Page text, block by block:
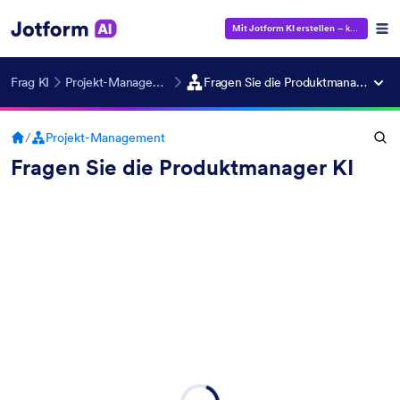
Mit Jotform KI erstellen – kostenlos!
Frag KI Projekt-Management Fragen Sie die Produktmanager KI
/ Projekt-Management
Fragen Sie die Produktmanager KI